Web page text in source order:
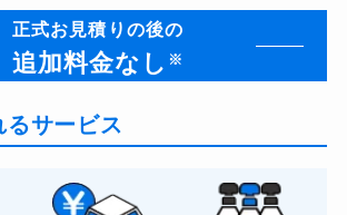
正式お見積りの後の
追加料金なし ※
サービス